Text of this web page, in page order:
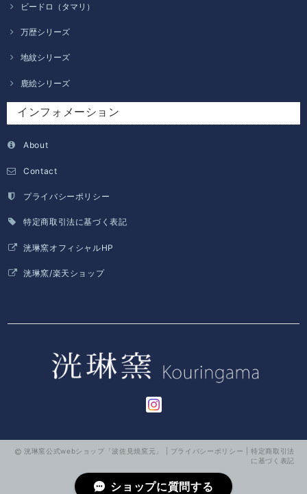
ビードロ（タマリ）
万歴シリーズ
地紋シリーズ
鹿絵シリーズ
インフォメーション
About
Contact
プライバシーポリシー
特定商取引法に基づく表記
洸琳窯オフィシャルHP
洸琳窯/楽天ショップ
洸琳窯公式webショップ「波佐見焼窯元」 | プライバシーポリシー |特定商取引法
に基づく表記
ショップに質問する